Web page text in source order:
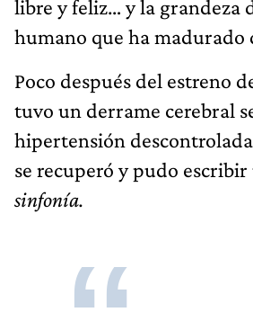
libre y feliz… y la grandeza
humano que ha madurado
Poco después del estreno
tuvo un derrame cerebral
hipertensión
se recuperó y pudo escribir
sinfonía.